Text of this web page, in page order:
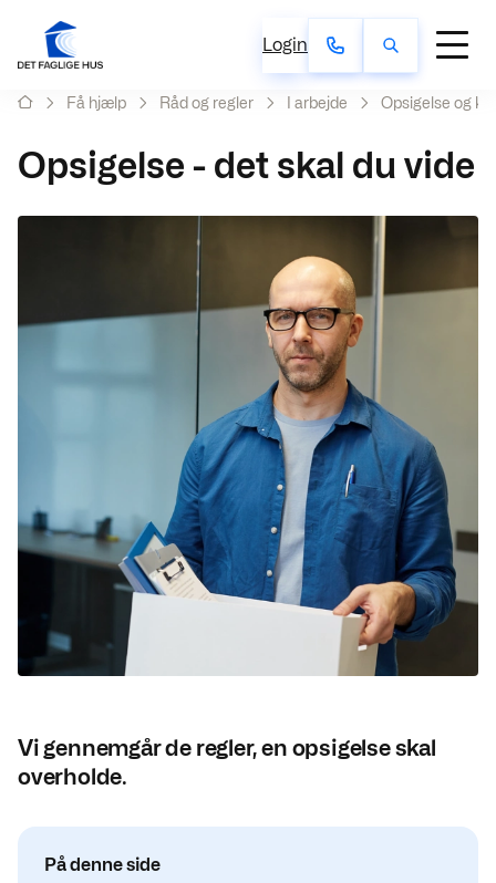
Login
Få hjælp Råd og regler I arbejde Opsigelse og
Opsigelse - det skal du vide
Vi gennemgår de regler, en opsigelse skal
overholde.
På denne side